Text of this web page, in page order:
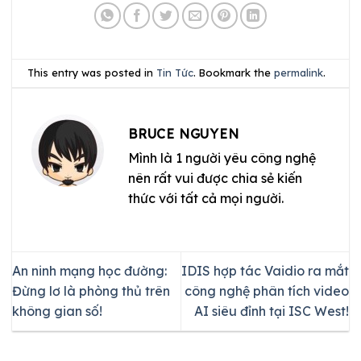
This entry was posted in Tin Tức. Bookmark thepermalink.
BRUCE NGUYEN
Mình là 1 người yêu công nghệ
nên rất vui được chia sẻ kiến
thức với tất cả mọi người.
An ninh mạng học đường:
Đừng lơ là phòng thủ trên
không gian số!
IDIS hợp tác Vaidio ra mắt
công nghệ phân tích video
AI siêu đỉnh tại ISC West!